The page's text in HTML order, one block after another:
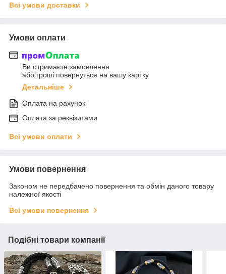
Всі умови доставки
Умови оплати
Ви отримаєте замовлення
або гроші повернуться на вашу картку
Детальніше
Оплата на рахунок
Оплата за реквізитами
Всі умови оплати
Умови повернення
Законом не передбачено повернення та обмін даного товару
належної якості
Всі умови повернення
Подібні товари компанії